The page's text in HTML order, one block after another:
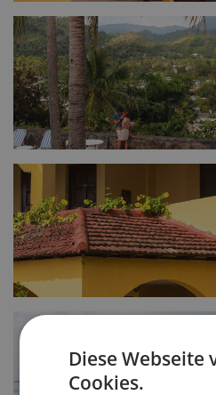
FULL SIZE
FULL SIZE
FULL SIZE
Diese Webseite
Cookies.